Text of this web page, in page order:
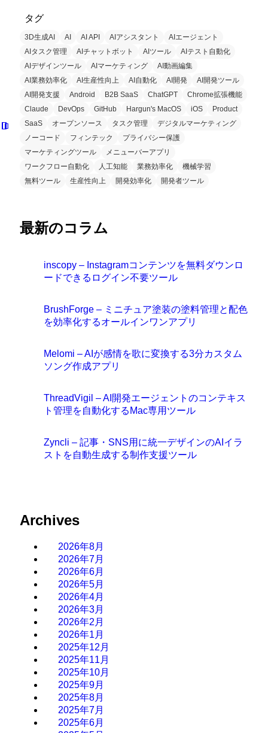
タグ
3D生成AI AI AI API AIアシスタント
AIエージェント
AIタスク管理
AIチャットボット AIツール
AIテスト自動化
AIデザインツール
AIマーケティング
AI動画編集
AI業務効率化
AI生産性向上 AI自動化 AI開発
AI開発ツール
AI開発支援
Android B2B SaaS ChatGPT
Chrome拡張機能
Claude
DevOps GitHub Hargun's MacOS iOS
Product
SaaS
オープンソース タスク管理
デジタルマーケティング
ノーコード
フィンテック
プライバシー保護
マーケティングツール
メニューバーアプリ
ワークフロー自動化
人工知能 業務効率化
機械学習
無料ツール
生産性向上 開発効率化 開発者ツール
最新のコラム
inscopy – Instagramコンテンツを無料ダウンロ
ードできるログイン不要ツール
BrushForge – ミニチュア塗装の塗料管理と配色
を効率化するオールインワンアプリ
Melomi – AIが感情を歌に変換する3分カスタム
ソング作成アプリ
ThreadVigil – AI開発エージェントのコンテキス
ト管理を自動化するMac専用ツール
Zyncli – 記事・SNS用に統一デザインのAIイラ
ストを自動生成する制作支援ツール
Archives
2026年8月
2026年7月
2026年6月
2026年5月
2026年4月
2026年3月
2026年2月
2026年1月
2025年12月
2025年11月
2025年10月
2025年9月
2025年8月
2025年7月
2025年6月